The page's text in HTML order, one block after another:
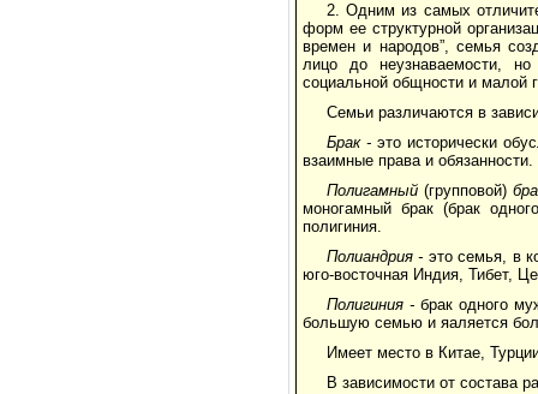
2. Одним из самых
форм ее структурной
времен и народов”, семья
лицо до неузнаваемости,
социальной общности и малой
Семьи различаются в
Брак - это исторически
взаимные права и
Полигамный(групповой)
моногамный брак (брак
полигиния.
Полиандрия - это семья, в
юго-восточная Индия, Тибет,
Полигиния - брак одного
большую семью и яаляется
Имеет место в Китае,
В зависимости от состава